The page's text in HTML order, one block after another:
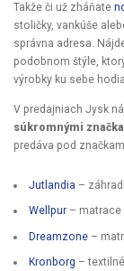
Takže či už zháňate
stoličky, vankúše
správna adresa.
podobnom štýle,
výrobky ku sebe
V predajniach Jysk
súkromnými
predáva pod
Jutlandia –
Wellpur – matrace
Dreamzone –
Kronborg –